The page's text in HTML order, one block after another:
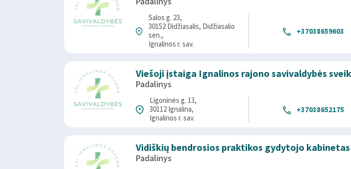
Salos g. 23,
30152 Didžiasalis, Didžiasalio
sen.,
Ignalinos r. sav.
+37038659603
Viešoji įstaiga Ignalinos rajono savivaldybės
Padalinys
Ligoninės g. 13,
30112 Ignalina,
Ignalinos r. sav.
+37038652175
Vidiškių bendrosios praktikos gydytojo kabinetas
Padalinys